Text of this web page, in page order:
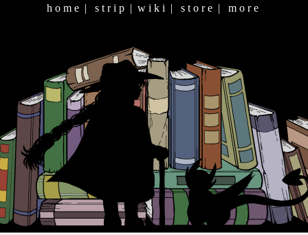
h o m e | s t r i p | w i k i | s t o r e | m o r e